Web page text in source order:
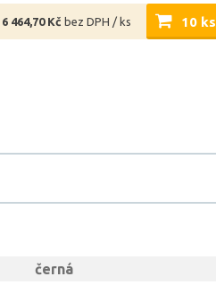
6 464,70 Kč bez DPH / ks 10 ks
černá